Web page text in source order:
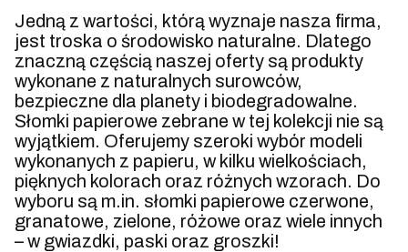
Jedną z wartości, którą wyznaje nasza firma,
jest troska o środowisko naturalne. Dlatego
znaczną częścią naszej oferty są produkty
wykonane z naturalnych surowców,
bezpieczne dla planety i biodegradowalne.
Słomki papierowe zebrane w tej kolekcji nie są
wyjątkiem. Oferujemy szeroki wybór modeli
wykonanych z papieru, w kilku wielkościach,
pięknych kolorach oraz różnych wzorach. Do
wyboru są m.in. słomki papierowe czerwone,
granatowe, zielone, różowe oraz wiele innych
– w gwiazdki, paski oraz groszki!